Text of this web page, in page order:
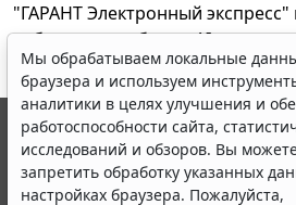
"ГАРАНТ Электронный
вебинар по работе с AI-
23 апреля 2026
Мы обрабатываем локальные
браузера и используем
аналитики в целях улучшения и
работоспособности сайта,
исследований и обзоров. Вы
запретить обработку указанных
настройках браузера. Пожалуйста,
© ООО "НПП "ГАРАНТ-СЕРВИС", 2026.
выпускается с 1990 года. Компания
являются участниками Российской